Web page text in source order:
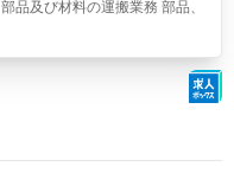
品及び材料の運搬業務 部品、